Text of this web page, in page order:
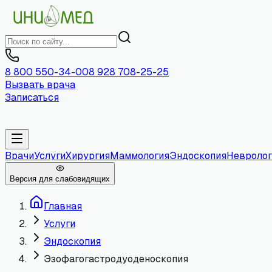
8 800 550-34-008 928 708-25-25
Вызвать врача
Записаться
ВрачиУслугиХирургияМаммологияЭндоскопия
Версия для слабовидящих
Главная
Услуги
Эндоскопия
Эзофагогастродуоденоскопия